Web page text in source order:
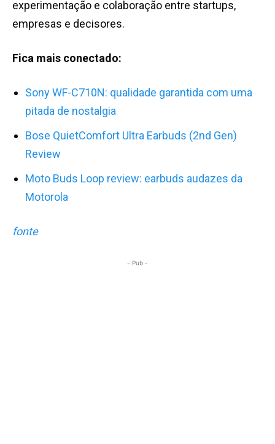
experimentação e colaboração entre startups,
empresas e decisores.
Fica mais conectado:
Sony WF-C710N: qualidade garantida com uma
pitada de nostalgia
Bose QuietComfort Ultra Earbuds (2nd Gen)
Review
Moto Buds Loop review: earbuds audazes da
Motorola
fonte
- Pub -